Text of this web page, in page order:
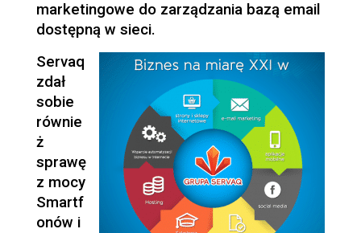
marketingowe do zarządzania bazą email
dostępną w sieci.
Servaq
zdał
sobie
równie
ż
sprawę
z mocy
Smartf
onów i